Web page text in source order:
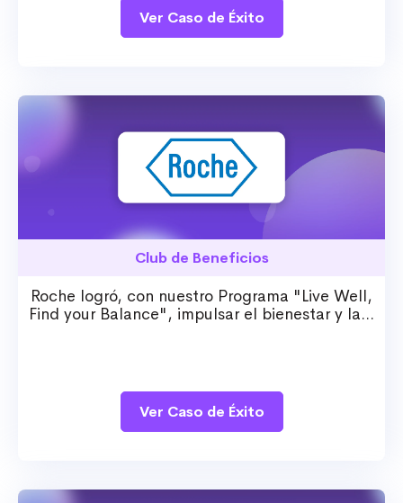
Ver Caso de Éxito
Club de Beneficios
Roche logró, con nuestro Programa "Live Well,
Find your Balance", impulsar el bienestar y la...
Ver Caso de Éxito